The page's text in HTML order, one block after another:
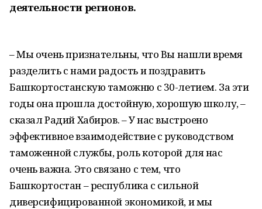
деятельности регионов.
– Мы очень признательны, что Вы нашли время
разделить с нами радость и поздравить
Башкортостанскую таможню с 30-летием. За эти
годы она прошла достойную, хорошую школу, –
сказал Радий Хабиров. – У нас выстроено
эффективное взаимодействие с руководством
таможенной службы, роль которой для нас
очень важна. Это связано с тем, что
Башкортостан – республика с сильной
диверсифицированной экономикой, и мы